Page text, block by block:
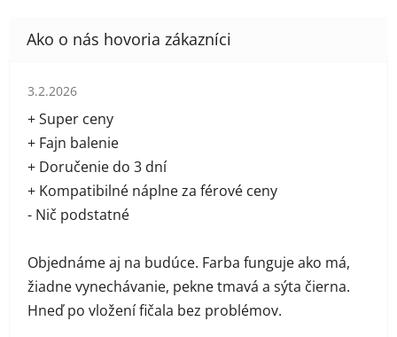
Hodnotenie obchodu je 5 z 5 hviezdičiek.
3.2.2026
+ Super ceny
+ Fajn balenie
+ Doručenie do 3 dní
+ Kompatibilné náplne za férové ceny
- Nič podstatné
Objednáme aj na budúce. Farba funguje ako má,
žiadne vynechávanie, pekne tmavá a sýta čierna.
Hneď po vložení fičala bez problémov.